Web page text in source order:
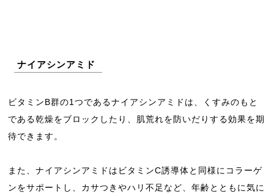
ナイアシンアミド
ビタミンB群の1つであるナイアシンアミドは、くすみのもと
である乾燥をブロックしたり、肌荒れを防いだりする効果を期
待できます。
また、ナイアシンアミドはビタミンC誘導体と同様にコラーゲ
ンをサポートし、カサつきやハリ不足など、年齢とともに気に